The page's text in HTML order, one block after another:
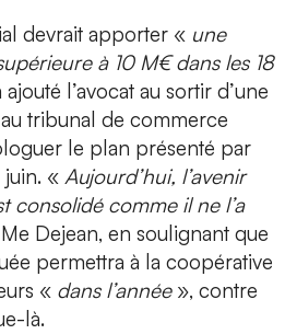
devrait apporter « une
à 10 M€ dans les 18
l’avocat au sortir d’une
tribunal de commerce
le plan présenté par
juin. « Aujourd’hui, l’avenir
consolidé comme il ne l’a
Dejean, en soulignant que
permettra à la coopérative
« dans l’année», contre
là.